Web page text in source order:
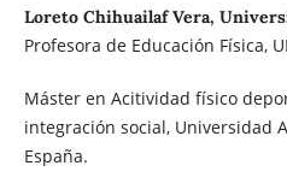
Loreto Chihuailaf Vera,
Profesora de Educación Física,
Máster en Acitividad físico
integración social, Universidad
España.